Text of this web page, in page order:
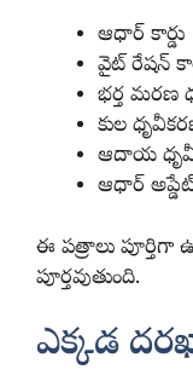
ఆధార్ కార్డు
వైట్ రేషన్
భర్త మరణ
కుల
ఆదాయ
ఆధార్
ఈ పత్రాలు పూర్తిగా
పూర్తవుతుంది.
ఎక్కడ